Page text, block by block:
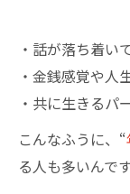
・話が落ち着い
・金銭感覚や人
・共に生きるパ
こんなふうに、“
る人も多いんです